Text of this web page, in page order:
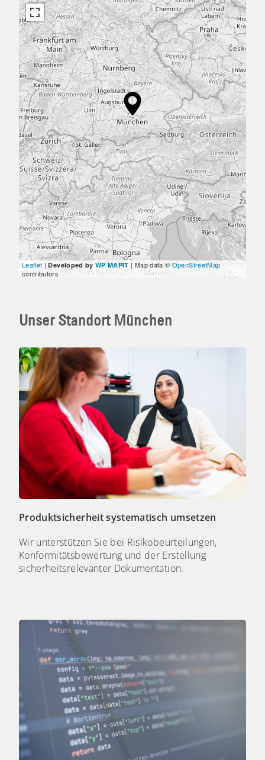
Leaflet |Developed byWP MAPIT | Map data ©OpenStreetMap
contributors
Unser Standort München
Produktsicherheit systematisch umsetzen
Wir unterstützen Sie bei Risikobeurteilungen,
Konformitätsbewertung und der Erstellung
sicherheitsrelevanter Dokumentation.